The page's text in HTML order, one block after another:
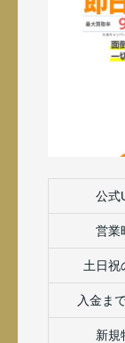
公式
営業
土日祝
入金ま
新規